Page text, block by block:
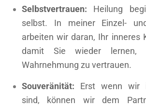
Selbstvertrauen: Heilung
selbst. In meiner Einzel-
arbeiten wir daran, Ihr inneres
damit Sie wieder lernen,
Wahrnehmung zu vertrauen.
Souveränität: Erst wenn wir
sind, können wir dem